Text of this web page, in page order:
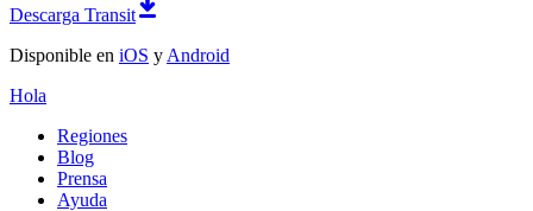
Descarga Transit
Disponible en iOS y Android
Hola
Regiones
Blog
Prensa
Ayuda